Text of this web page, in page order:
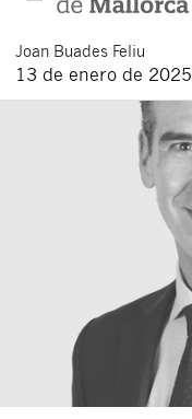
Joan Buades Feliu
13 de enero de 2025